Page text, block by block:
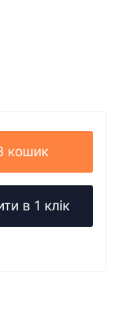
кошик
в 1 клік